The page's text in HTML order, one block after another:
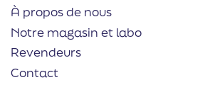
À propos de nous
Notre magasin et labo
Revendeurs
Contact